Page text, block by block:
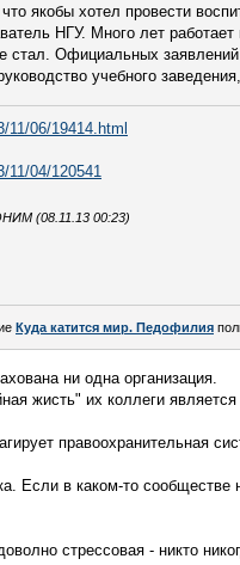
якобы хотел провести
НГУ. Много лет
стал. Официальных
учебного
11/06/19414.html
11/04/120541
(08.11.13 00:23)
Куда катится мир. Педофилия
ни одна организация.
жисть" их коллеги
правоохранительная
Если в каком-то
стрессовая - никто